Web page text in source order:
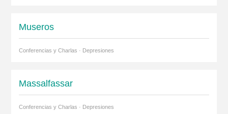
Museros
Conferencias y Charlas · Depresiones
Massalfassar
Conferencias y Charlas · Depresiones